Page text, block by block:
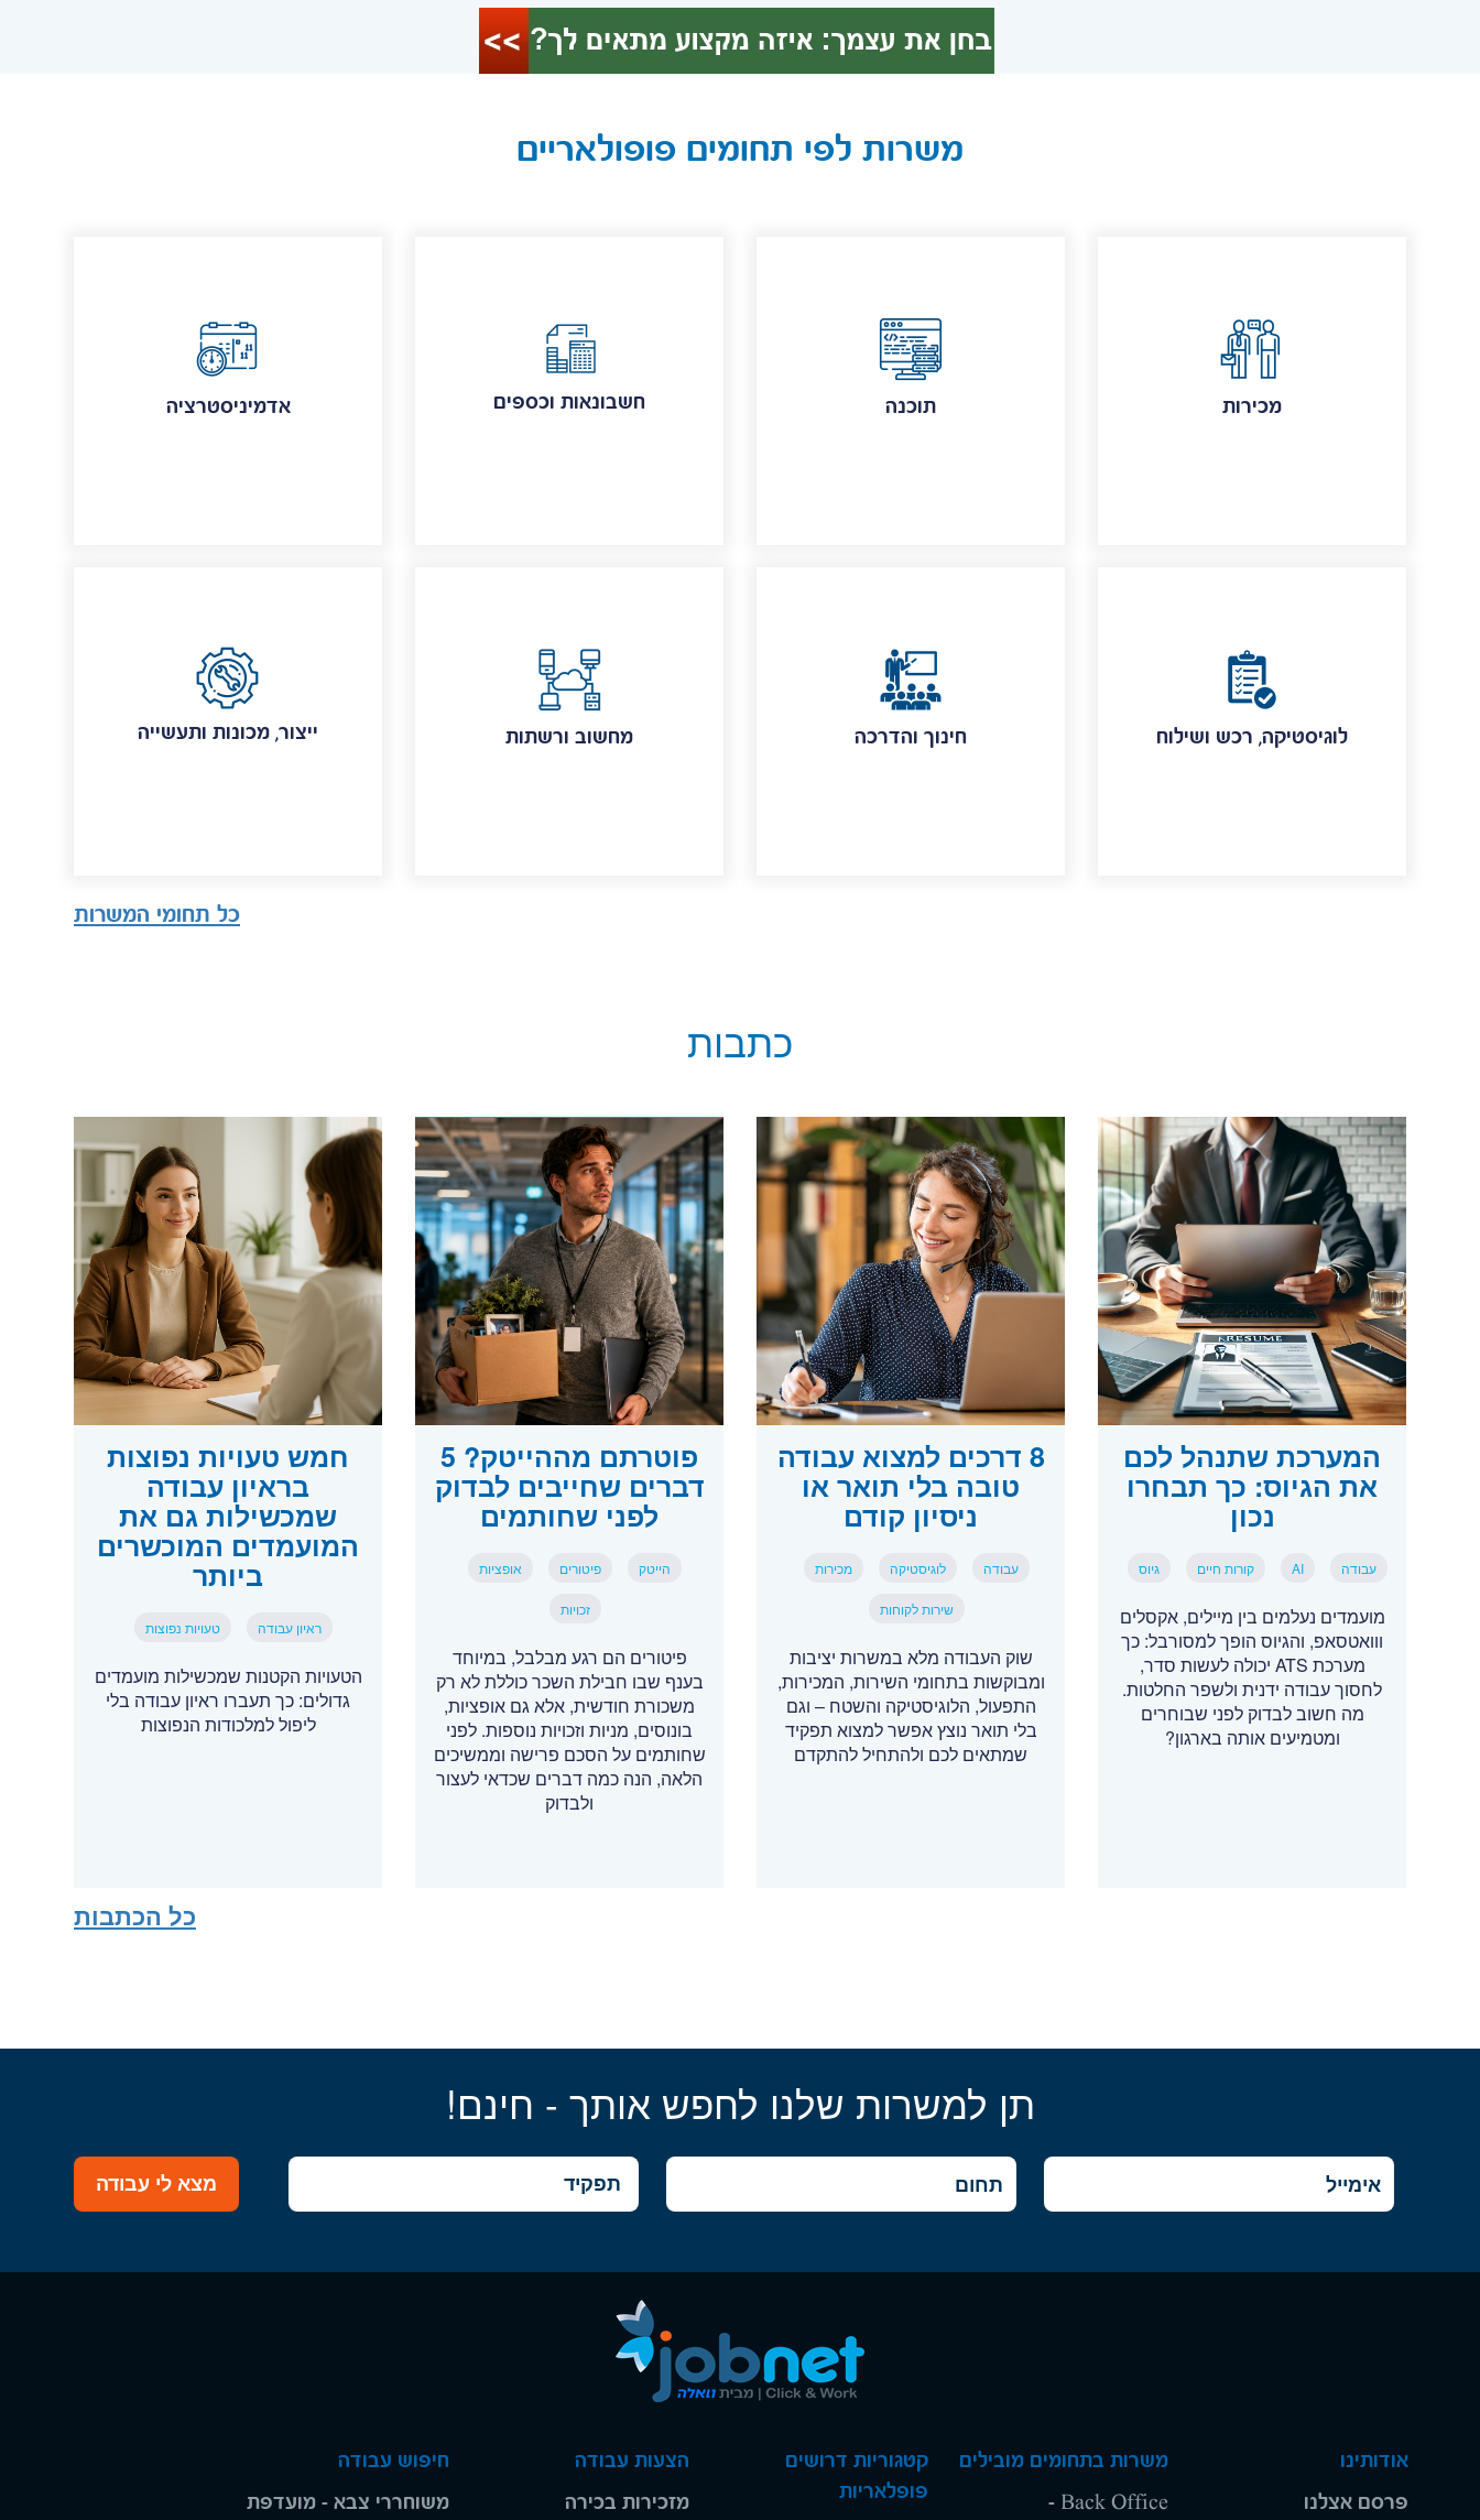
משרות לפי תחומים פופולאריים
אדמיניסטרציה חשבונאות וכספים תוכנה מכירות
ייצור, מכונות ותעשייה מחשוב ורשתות חינוך והדרכה לוגיסטיקה, רכש ושילוח
כל תחומי המשרות
כתבות
המערכת שתנהל לכם
את הגיוס: כך תבחרו
נכון
עבודה AI קורות חיים גיוס
מועמדים נעלמים בין מיילים, אקסלים
ווואטסאפ, והגיוס הופך למסורבל: כך
מערכת ATS יכולה לעשות סדר,
לחסוך עבודה ידנית ולשפר החלטות.
מה חשוב לבדוק לפני שבוחרים
ומטמיעים אותה בארגון?
8 דרכים למצוא עבודה
טובה בלי תואר או
ניסיון קודם
עבודה לוגיסטיקה מכירות
שירות לקוחות
שוק העבודה מלא במשרות יציבות
ומבוקשות בתחומי השירות, המכירות,
התפעול, הלוגיסטיקה והשטח – וגם
בלי תואר נוצץ אפשר למצוא תפקיד
שמתאים לכם ולהתחיל להתקדם
פוטרתם מההייטק? 5
דברים שחייבים לבדוק
לפני שחותמים
הייטק פיטורים אופציות
זכויות
פיטורים הם רגע מבלבל, במיוחד
בענף שבו חבילת השכר כוללת לא רק
משכורת חודשית, אלא גם אופציות,
בונוסים, מניות וזכויות נוספות. לפני
שחותמים על הסכם פרישה וממשיכים
הלאה, הנה כמה דברים שכדאי לעצור
ולבדוק
חמש טעויות נפוצות
בראיון עבודה
שמכשילות גם את
המועמדים המוכשרים
ביותר
ראיון עבודה טעויות נפוצות
הטעויות הקטנות שמכשילות מועמדים
גדולים: כך תעברו ראיון עבודה בלי
ליפול למלכודות הנפוצות
כל הכתבות
תן למשרות שלנו לחפש אותך - חינם!
מצא לי עבודה
אודותינו
פרסם אצלנו
משרות בתחומים מובילים
Back Office -
קטגוריות דרושים
פופלאריות
הצעות עבודה
מזכירות בכירה
חיפוש עבודה
משוחררי צבא - מועדפת